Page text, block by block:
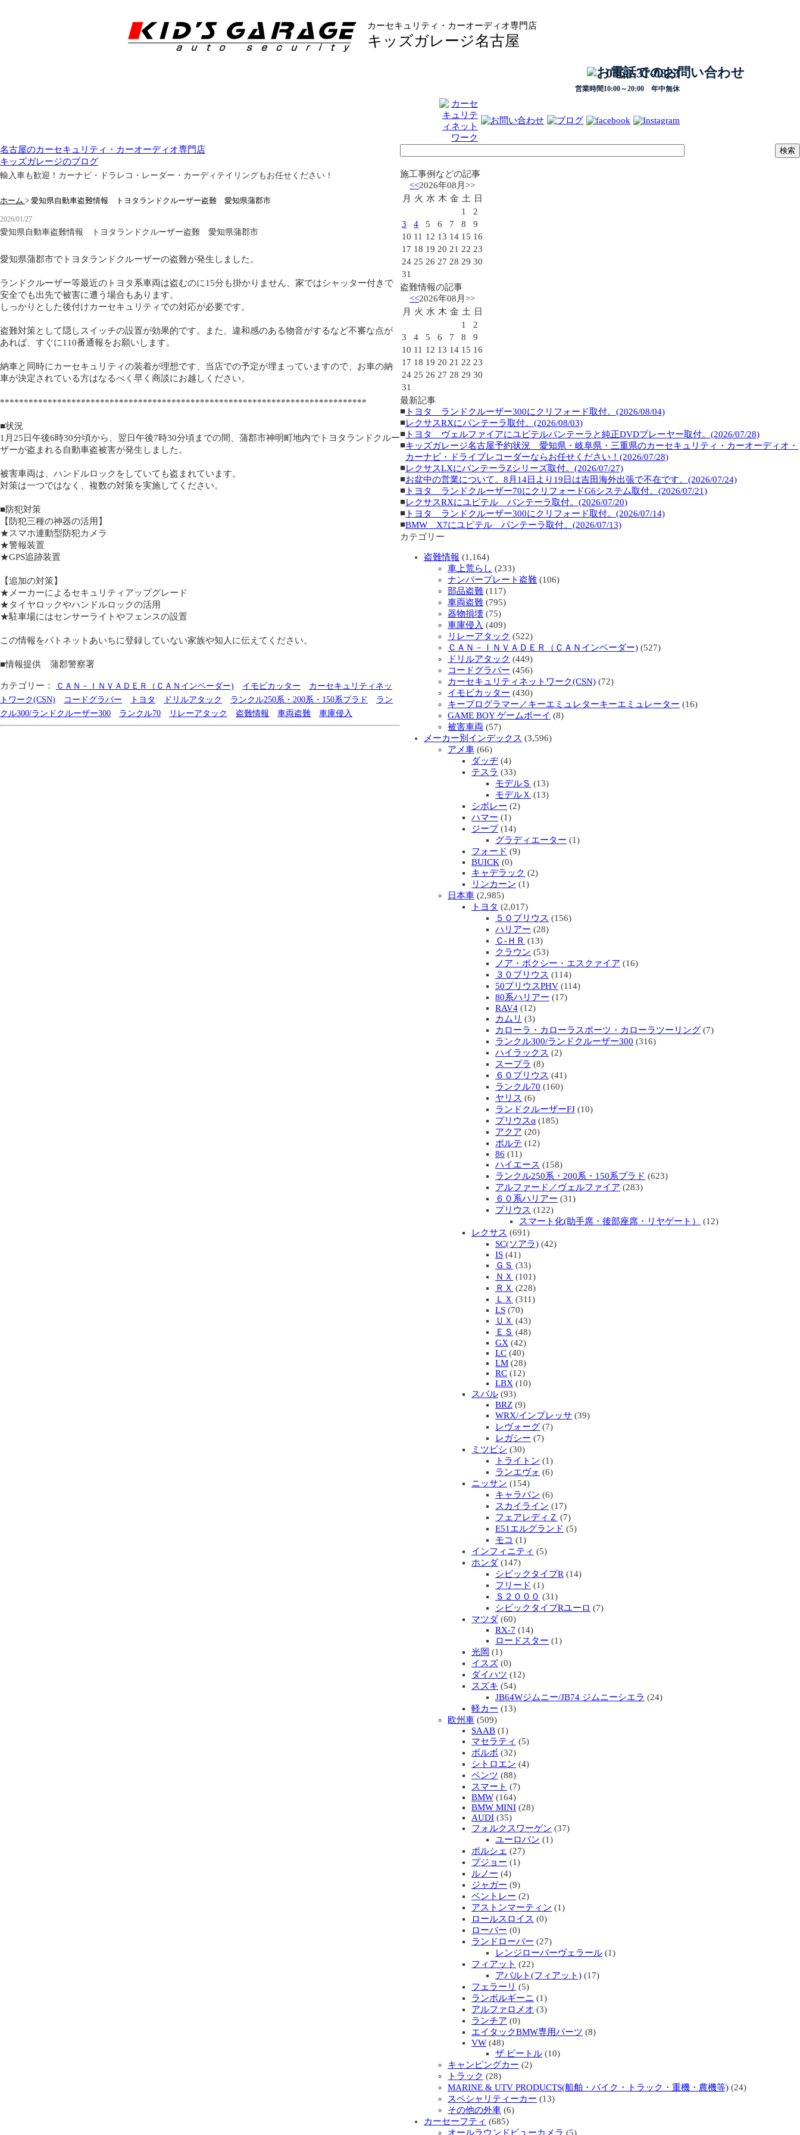
カーセキュリティ・カーオーディオ専門店
キッズガレージ名古屋
0568-31-0823
営業時間10:00～20:00 年中無休
名古屋のカーセキュリティ・カーオーディオ専門店
キッズガレージのブログ
輸入車も歓迎！カーナビ・ドラレコ・レーダー・カーディテイリングもお任せください！
ホーム > 愛知県自動車盗難情報 トヨタランドクルーザー盗難 愛知県蒲郡市
2026/01/27
愛知県自動車盗難情報 トヨタランドクルーザー盗難 愛知県蒲郡市
愛知県蒲郡市でトヨタランドクルーザーの盗難が発生しました。
ランドクルーザー等最近のトヨタ系車両は盗むのに15分も掛かりません、家ではシャッター付きで
安全でも出先で被害に遭う場合もあります。
しっかりとした後付けカーセキュリティでの対応が必要です。
盗難対策として隠しスイッチの設置が効果的です。また、違和感のある物音がするなど不審な点が
あれば、すぐに110番通報をお願いします。
納車と同時にカーセキュリティの装着が理想です、当店での予定が埋まっていますので、お車の納
車が決定されている方はなるべく早く商談にお越しください。
*****************************************************************************
■状況
1月25日午後6時30分頃から、翌日午後7時30分頃までの間、蒲郡市神明町地内でトヨタランドクルー
ザーが盗まれる自動車盗被害が発生しました。
被害車両は、ハンドルロックをしていても盗まれています。
対策は一つではなく、複数の対策を実施してください。
■防犯対策
【防犯三種の神器の活用】
★スマホ連動型防犯カメラ
★警報装置
★GPS追跡装置
【追加の対策】
★メーカーによるセキュリティアップグレード
★タイヤロックやハンドルロックの活用
★駐車場にはセンサーライトやフェンスの設置
この情報をパトネットあいちに登録していない家族や知人に伝えてください。
■情報提供 蒲郡警察署
カテゴリー： ＣＡＮ－ＩＮＶＡＤＥＲ（ＣＡＮインベーダー) イモビカッター
カーセキュリティネッ
トワーク(CSN)
コードグラバー トヨタ ドリルアタック ランクル250系・200系・150系プラド
ラン
クル300/ランドクルーザー300
ランクル70 リレーアタック 盗難情報 車両盗難 車庫侵入
施工事例などの記事
<<2026年08月 >>
月
火 水 木 金 土
日
1
2
3
4 5 6 7 8
9
10 11 12 13 14 15 16
17 18 19 20 21 22 23
24 25 26 27 28 29 30
31
盗難情報の記事
<<2026年08月 >>
月
火 水 木 金 土
日
1
2
3
4 5 6 7 8
9
10 11 12 13 14 15 16
17 18 19 20 21 22 23
24 25 26 27 28 29 30
31
最新記事
■ トヨタ ランドクルーザー300にクリフォード取付。(2026/08/04)
■レクサスRXにパンテーラ取付。(2026/08/03)
■ トヨタ ヴェルファイアにユピテルパンテーラと純正DVDプレーヤー取付。(2026/07/28)
■キッズガレージ名古屋予約状況 愛知県・岐阜県・三重県のカーセキュリティ・カーオーディオ・
カーナビ・ドライブレコーダーならお任せください！(2026/07/28)
■レクサスLXにパンテーラZシリーズ取付。(2026/07/27)
■お盆中の営業について。8月14日より19日は吉田海外出張で不在です。(2026/07/24)
■ トヨタ ランドクルーザー70にクリフォードG6システム取付。(2026/07/21)
■レクサスRXにユピテル パンテーラ取付。(2026/07/20)
■ トヨタ ランドクルーザー300にクリフォード取付。(2026/07/14)
■BMW X7にユピテル パンテーラ取付。(2026/07/13)
カテゴリー
盗難情報 (1,164)
車上荒らし (233)
ナンバープレート盗難 (106)
部品盗難 (117)
車両盗難 (795)
器物損壊 (75)
車庫侵入 (409)
リレーアタック (522)
ＣＡＮ－ＩＮＶＡＤＥＲ（ＣＡＮインベーダー) (527)
ドリルアタック (449)
コードグラバー (456)
カーセキュリティネットワーク(CSN) (72)
イモビカッター (430)
キープログラマー／キーエミュレターキーエミュレーター (16)
GAME BOY ゲームボーイ (8)
被害車両 (57)
メーカー別インデックス (3,596)
アメ車 (66)
ダッヂ(4)
テスラ (33)
モデルＳ (13)
モデルＸ (13)
シボレー (2)
ハマー (1)
ジープ(14)
グラディエーター (1)
フォード (9)
BUICK (0)
キャデラック (2)
リンカーン (1)
日本車 (2,985)
トヨタ (2,017)
５０プリウス (156)
ハリアー (28)
Ｃ-ＨＲ (13)
クラウン (53)
ノア・ボクシー・エスクァイア (16)
３０プリウス (114)
50プリウスPHV (114)
80系ハリアー (17)
RAV4 (12)
カムリ (3)
カローラ・カローラスポーツ・カローラツーリング (7)
ランクル300/ランドクルーザー300 (316)
ハイラックス (2)
スープラ (8)
６０プリウス (41)
ランクル70 (160)
ヤリス (6)
ランドクルーザーFJ (10)
プリウスα (185)
アクア (20)
ポルテ (12)
86 (11)
ハイエース (158)
ランクル250系・200系・150系プラド (623)
アルファード／ヴェルファイア (283)
６０系ハリアー (31)
プリウス (122)
スマート化(助手席・後部座席・リヤゲート）
(12)
レクサス (691)
SC(ソアラ) (42)
IS (41)
ＧＳ (33)
ＮＸ (101)
ＲＸ (228)
ＬＸ (311)
LS (70)
ＵＸ (43)
ＥＳ (48)
GX (42)
LC (40)
LM (28)
RC (12)
LBX (10)
スバル (93)
BRZ (9)
WRX/インプレッサ (39)
レヴォーグ (7)
レガシー (7)
ミツビシ (30)
トライトン (1)
ランエヴォ (6)
ニッサン (154)
キャラバン (6)
スカイライン (17)
フェアレディＺ (7)
E51エルグランド (5)
モコ (1)
インフィニティ (5)
ホンダ(147)
シビックタイプR (14)
フリード (1)
Ｓ２０００ (31)
シビックタイプRユーロ (7)
マツダ(60)
RX-7 (14)
ロードスター (1)
光岡 (1)
イスズ (0)
ダイハツ (12)
スズキ (54)
JB64Wジムニー/JB74 ジムニーシエラ (24)
軽カー (13)
欧州車 (509)
SAAB (1)
マセラティ (5)
ボルボ (32)
シトロエン (4)
ベンツ (88)
スマート (7)
BMW (164)
BMW MINI (28)
AUDI (35)
フォルクスワーゲン (37)
ユーロバン (1)
ポルシェ (27)
プジョー (1)
ルノー (4)
ジャガー (9)
ベントレー (2)
アストンマーティン (1)
ロールスロイス (0)
ローバー (0)
ランドローバー (27)
レンジローバーヴェラール (1)
フィアット (22)
アバルト(フィアット) (17)
フェラーリ (5)
ランボルギーニ (1)
アルファロメオ (3)
ランチア (0)
エイタックBMW専用パーツ (8)
VW (48)
ザ ビートル (10)
キャンピングカー (2)
トラック (28)
MARINE & UTV PRODUCTS(船舶・バイク・トラック・重機・農機等) (24)
スペシャリティーカー (13)
その他の外車 (6)
カーセーフティ (685)
オールラウンドビューカメラ (5)